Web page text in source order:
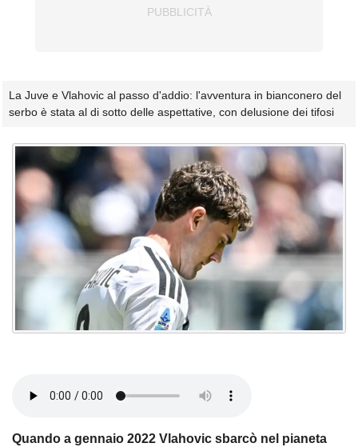
La Juve e Vlahovic al passo d'addio: l'avventura in bianconero del
serbo è stata al di sotto delle aspettative, con delusione dei tifosi
Quando a gennaio 2022 Vlahovic sbarcò nel pianeta